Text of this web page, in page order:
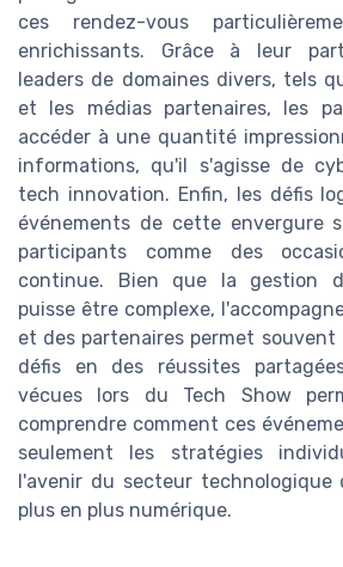
ces rendez-vous
enrichissants. Grâce à leur
leaders de domaines divers, tels
et les médias partenaires, les
accéder à une quantité
informations, qu'il s'agisse de
tech innovation. Enfin, les défis
événements de cette envergure
participants comme des
continue. Bien que la gestion
puisse être complexe,
et des partenaires permet
défis en des réussites
vécues lors du Tech Show
comprendre comment ces
seulement les stratégies
l'avenir du secteur technologique
plus en plus numérique.